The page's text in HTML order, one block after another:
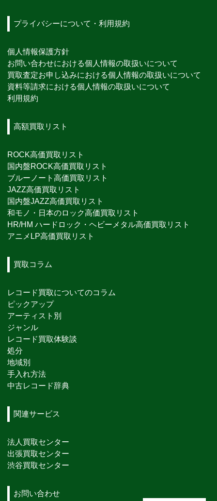
プライバシーについて・利用規約
個人情報保護方針
お問い合わせにおける個人情報の取扱いについて
買取査定お申し込みにおける個人情報の取扱いについて
資料等請求における個人情報の取扱いについて
利用規約
高額買取リスト
ROCK高価買取リスト
国内盤ROCK高価買取リスト
ブルーノート高価買取リスト
JAZZ高価買取リスト
国内盤JAZZ高価買取リスト
和モノ・日本のロック高価買取リスト
HR/HM ハードロック・ヘビーメタル高価買取リスト
アニメLP高価買取リスト
買取コラム
レコード買取についてのコラム
ピックアップ
アーティスト別
ジャンル
レコード買取体験談
処分
地域別
手入れ方法
中古レコード辞典
関連サービス
法人買取センター
出張買取センター
渋谷買取センター
お問い合わせ